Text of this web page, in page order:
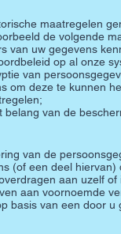
maatregelen
de volgende
van uw gegevens
op al onze
van
om deze te kunnen
van de
van de
(of een deel
aan uzelf
aan voornoemde
basis van een door